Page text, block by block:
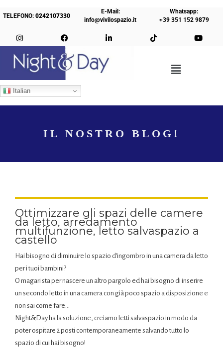
TELEFONO:0242107330
E-Mail:
info@vivilospazio.it
Whatsapp:
+39 351 152 9879
Italian
IL NOSTRO BLOG!
Ottimizzare gli spazi delle camere
da letto, arredamento
multifunzione, letto salvaspazio a
castello
Hai bisogno di diminuire lo spazio d’ingombro in una camera da letto
per i tuoi bambini?
O magari sta per nascere un altro pargolo ed hai bisogno di inserire
un secondo letto in una camera con già poco spazio a disposizione e
non sai come fare…
Night&Day ha la soluzione, creiamo letti salvaspazio in modo da
poter ospitare 2 posti contemporaneamente salvando tutto lo
spazio di cui hai bisogno!